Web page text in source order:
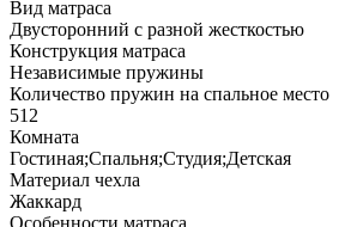
Вид матраса
Двусторонний с разной жесткостью
Конструкция матраса
Независимые пружины
Количество пружин на спальное место
512
Комната
Гостиная;Спальня;Студия;Детская
Материал чехла
Жаккард
Особенности матраса